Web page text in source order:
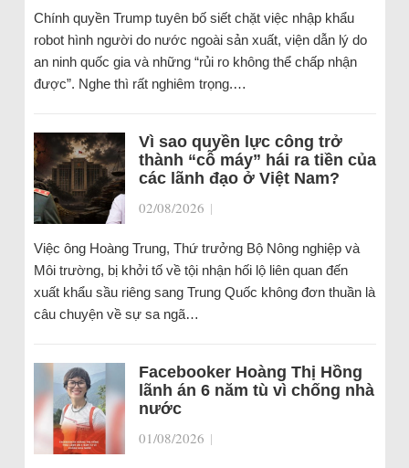
Chính quyền Trump tuyên bố siết chặt việc nhập khẩu
robot hình người do nước ngoài sản xuất, viện dẫn lý do
an ninh quốc gia và những “rủi ro không thể chấp nhận
được”. Nghe thì rất nghiêm trọng.…
Vì sao quyền lực công trở
thành “cỗ máy” hái ra tiền của
các lãnh đạo ở Việt Nam?
02/08/2026 |
Việc ông Hoàng Trung, Thứ trưởng Bộ Nông nghiệp và
Môi trường, bị khởi tố về tội nhận hối lộ liên quan đến
xuất khẩu sầu riêng sang Trung Quốc không đơn thuần là
câu chuyện về sự sa ngã…
Facebooker Hoàng Thị Hồng
lãnh án 6 năm tù vì chống nhà
nước
01/08/2026 |